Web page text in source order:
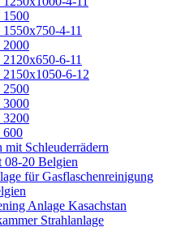
1500
4-11
2000
6-11
6-12
2500
3000
3200
600
mit Schleuderrädern
08-20 Belgien
für Gasflaschenreinigung
Anlage Kasachstan
Strahlanlage